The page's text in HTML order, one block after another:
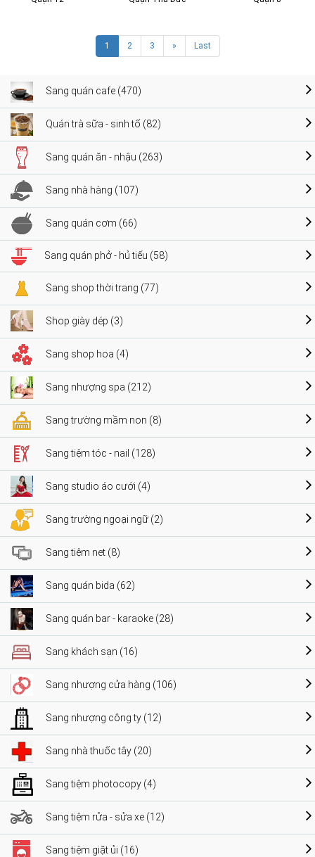
1 2 3 » Last
Sang quán cafe (470)
Quán trà sữa - sinh tố (82)
Sang quán ăn - nhậu (263)
Sang nhà hàng (107)
Sang quán cơm (66)
Sang quán phở - hủ tiếu (58)
Sang shop thời trang (77)
Shop giày dép (3)
Sang shop hoa (4)
Sang nhượng spa (212)
Sang trường mầm non (8)
Sang tiệm tóc - nail (128)
Sang studio áo cưới (4)
Sang trường ngoại ngữ (2)
Sang tiệm net (8)
Sang quán bida (62)
Sang quán bar - karaoke (28)
Sang khách sạn (16)
Sang nhượng cửa hàng (106)
Sang nhượng công ty (12)
Sang nhà thuốc tây (20)
Sang tiệm photocopy (4)
Sang tiệm rửa - sửa xe (12)
Sang tiệm giặt ủi (16)